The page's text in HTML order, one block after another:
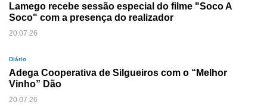
Lamego recebe sessão especial do filme "Soco A
Soco" com a presença do realizador
20.07.26
Diário
Adega Cooperativa de Silgueiros com o “Melhor
Vinho” Dão
20.07.26